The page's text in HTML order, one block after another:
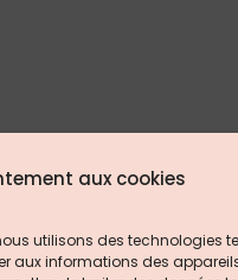
aux cookies
utilisons des technologies
aux informations des